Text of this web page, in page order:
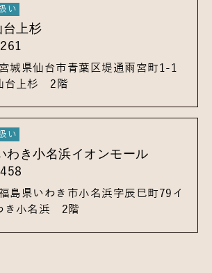
台上杉
宮城県仙台市青葉区堤通雨宮町1-1
台上杉 2階
わき小名浜イオンモール
島県いわき市小名浜字辰巳町79 イ
き小名浜 2階